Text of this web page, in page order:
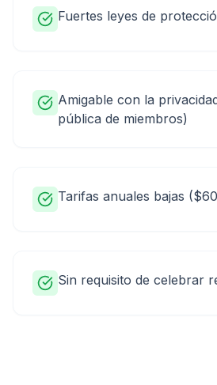
Fuertes leyes de
Amigable con la
pública de miembros)
Tarifas anuales bajas
Sin requisito de celebrar